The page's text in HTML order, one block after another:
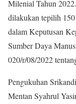
Milenial Tahun
dilakukan tepilih
dalam Keputusan
Sumber Daya
020/r/08/2022
Pengukuhan
Mentan Syahrul